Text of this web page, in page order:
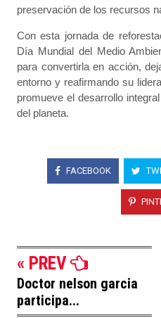
preservación de los recursos
Con esta jornada de
Día Mundial del Medio
para convertirla en acción,
entorno y reafirmando su
promueve el desarrollo
del planeta.
FACEBOOK
« PREV
Doctor nelson garcia
participa...